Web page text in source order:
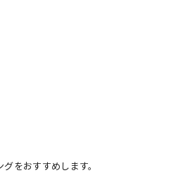
をおすすめします。